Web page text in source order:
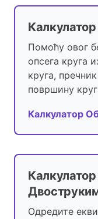
Помоћу овог
опсега круга
круга,
површину
Калкулатор
Одредите